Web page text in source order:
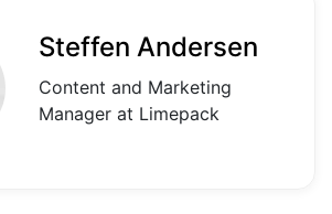
Steffen Andersen
Content and Marketing
Manager at Limepack